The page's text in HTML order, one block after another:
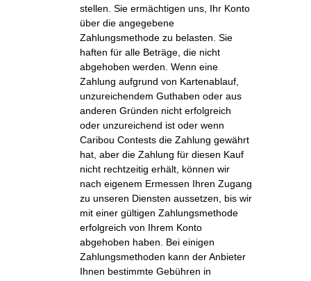
stellen. Sie ermächtigen uns, Ihr Konto
über die angegebene
Zahlungsmethode zu belasten. Sie
haften für alle Beträge, die nicht
abgehoben werden. Wenn eine
Zahlung aufgrund von Kartenablauf,
unzureichendem Guthaben oder aus
anderen Gründen nicht erfolgreich
oder unzureichend ist oder wenn
Caribou Contests die Zahlung gewährt
hat, aber die Zahlung für diesen Kauf
nicht rechtzeitig erhält, können wir
nach eigenem Ermessen Ihren Zugang
zu unseren Diensten aussetzen, bis wir
mit einer gültigen Zahlungsmethode
erfolgreich von Ihrem Konto
abgehoben haben. Bei einigen
Zahlungsmethoden kann der Anbieter
Ihnen bestimmte Gebühren in